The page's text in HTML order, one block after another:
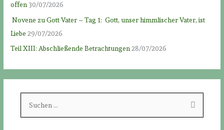
offen 30/07/2026
Novene zu Gott Vater – Tag 1: Gott, unser himmlischer Vater, ist
Liebe 29/07/2026
Teil XIII: Abschließende Betrachtungen 28/07/2026